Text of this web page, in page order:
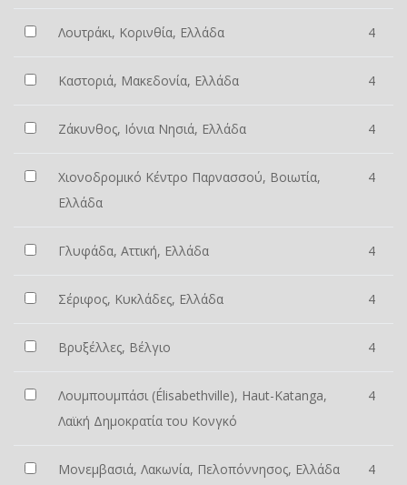
Λουτράκι, Κορινθία, Ελλάδα 4
Καστοριά, Μακεδονία, Ελλάδα 4
Ζάκυνθος, Ιόνια Νησιά, Ελλάδα 4
Χιονοδρομικό Κέντρο Παρνασσού, Βοιωτία,
Ελλάδα
4
Γλυφάδα, Αττική, Ελλάδα 4
Σέριφος, Κυκλάδες, Ελλάδα 4
Βρυξέλλες, Βέλγιο 4
Λουμπουμπάσι (Élisabethville), Haut-Katanga,
Λαϊκή Δημοκρατία του Κονγκό
4
Μονεμβασιά, Λακωνία, Πελοπόννησος, Ελλάδα 4